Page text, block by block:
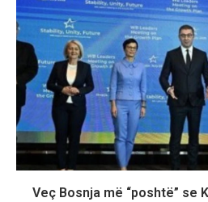
​Veç Bosnja më “poshtë” se